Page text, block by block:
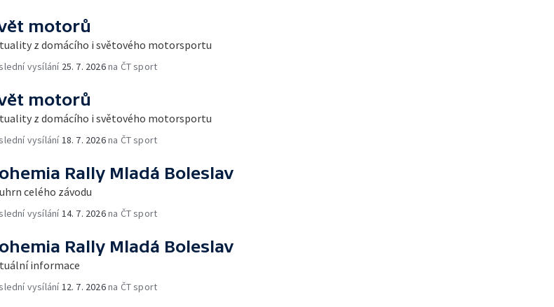
motorů
z domácího i světového motorsportu
vysílání 25. 7. 2026na ČT sport
motorů
z domácího i světového motorsportu
vysílání 18. 7. 2026na ČT sport
Rally Mladá Boleslav
celého závodu
vysílání 14. 7. 2026na ČT sport
Rally Mladá Boleslav
informace
vysílání 12. 7. 2026na ČT sport